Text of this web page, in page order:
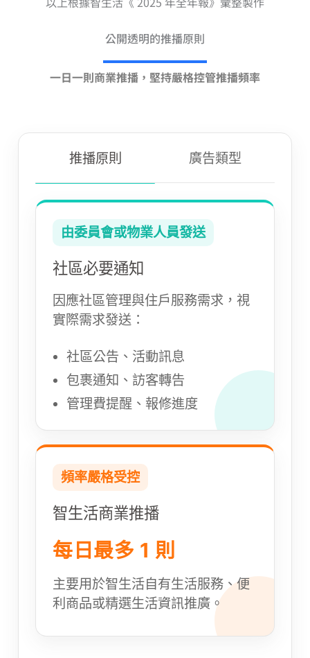
公開透明的推播原則
一日一則商業推播，堅持嚴格控管推播頻率
推播原則 廣告類型
由委員會或物業人員發送
社區必要通知
因應社區管理與住戶服務需求，視
實際需求發送：
社區公告、活動訊息
包裹通知、訪客轉告
管理費提醒、報修進度
頻率嚴格受控
智生活商業推播
每日最多 1 則
主要用於智生活自有生活服務、便
利商品或精選生活資訊推廣。